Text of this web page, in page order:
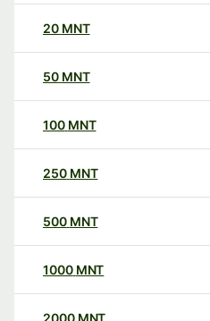
20 MNT
50 MNT
100 MNT
250 MNT
500 MNT
1000 MNT